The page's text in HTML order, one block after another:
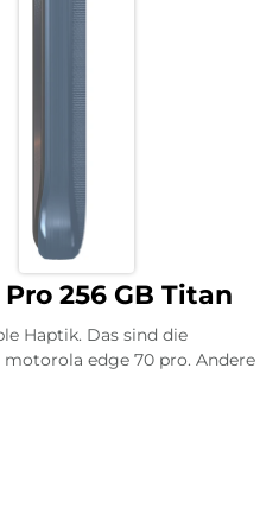
256 GB Titan
Haptik. Das sind die
edge 70 pro. Andere